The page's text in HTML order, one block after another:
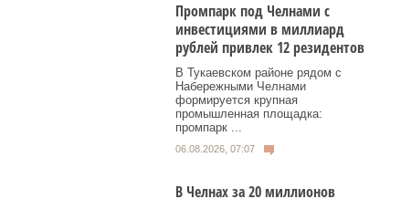
Промпарк под Челнами с
инвестициями в миллиард
рублей привлек 12 резидентов
В Тукаевском районе рядом с
Набережными Челнами
формируется крупная
промышленная площадка:
промпарк ...
06.08.2026, 07:07
В Челнах за 20 миллионов